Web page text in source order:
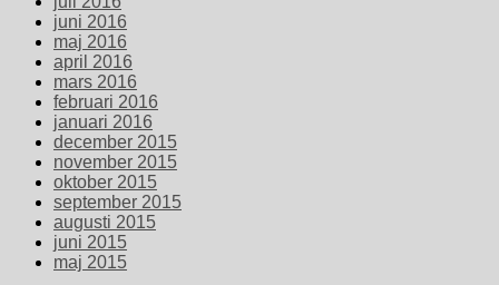
juni 2016
maj 2016
april 2016
mars 2016
februari 2016
januari 2016
december 2015
november 2015
oktober 2015
september 2015
augusti 2015
juni 2015
maj 2015